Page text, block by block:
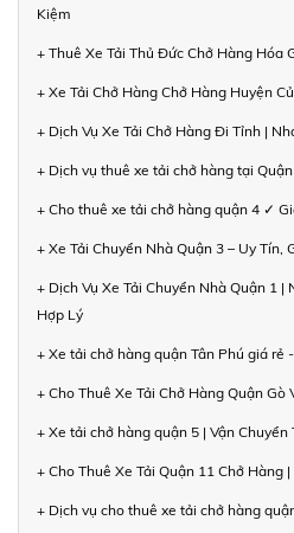
Kiệm
+ Thuê Xe Tải Thủ Đức Chở Hàng Hóa
+ Xe Tải Chở Hàng Chở Hàng Huyện
+ Dịch Vụ Xe Tải Chở Hàng Đi Tỉnh |
+ Dịch vụ thuê xe tải chở hàng tại
+ Cho thuê xe tải chở hàng quận 4 ✓
+ Xe Tải Chuyển Nhà Quận 3 – Uy Tín,
+ Dịch Vụ Xe Tải Chuyển Nhà Quận 1 |
Hợp Lý
+ Xe tải chở hàng quận Tân Phú giá rẻ
+ Cho Thuê Xe Tải Chở Hàng Quận Gò
+ Xe tải chở hàng quận 5 | Vận Chuyển
+ Cho Thuê Xe Tải Quận 11 Chở Hàng
+ Dịch vụ cho thuê xe tải chở hàng